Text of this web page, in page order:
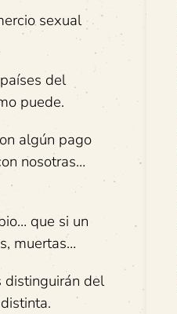
sexual
del
puede.
algún pago
nosotras…
que si un
muertas…
distinguirán del